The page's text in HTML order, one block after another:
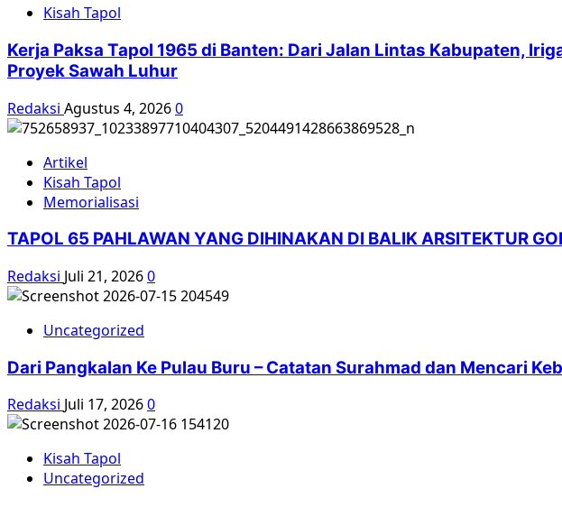
Ubah
Kisah Tapol
Kerja Paksa Tapol 1965 di Banten: Dari Jalan Lintas Kabupaten,
Proyek Sawah Luhur
Redaksi Agustus 4, 20260
Artikel
Kisah Tapol
Memorialisasi
TAPOL 65 PAHLAWAN YANG DIHINAKAN DI BALIK ARSITEKTUR
Redaksi Juli 21, 20260
Uncategorized
Dari Pangkalan Ke Pulau Buru – Catatan Surahmad dan Mencari
Redaksi Juli 17, 20260
Kisah Tapol
Uncategorized